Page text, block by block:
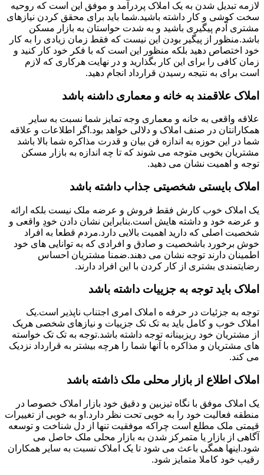
لازمه تبدیل شدن به یک املاک پردرآمد و موفق این است که روحیه
سخت کوشی و کار داشته باشید.شما باید برای محقق کردن نیازهای
مشتری آدم پیگیری باشید و به شدت حواستان به بازار مسکن
باشد.منظور از پیگیر بودن این نیست که فقط زمان زیادی را به کار
خود اختصاص دهید بلکه منظور این است که با فکر خود کار کنید و
زمان کافی را برای این کار بگذارید و در نهایت هرکاری که لازم
است برای به نتیجه رسیدن قرارداد انجام دهید.
املاک علاقمند به خانه و معماری داشنه باشد
علاقه واقعی به خانه و معماری وجه تمایز شما نسبت به سایر
همکارانتان در صنف املاک و دلالی خواهد بود.اگر اطلاعات و علاقه
شما در این حوزه به اندازه فن بیان و قدرت مذاکره شما بالا باشد
مشتریان بخوبی متوجه می شوند که تا چه اندازه به بازار مسکن
توجه و اهمیت نشان می دهید.
املاک بایستی شخصیتی جذاب داشته باشد
یک املاک خوب کارش فقط فروش و عرضه ملک نیست بلکه ارائه
و عرضه خود و داشته هایش است.بنابراین نشان دادن خودِ واقعی و
شخصیت اصلی که دارید اهمیت بالایی دارد.مردم قطعا به افراد
خوش برخورد باشخصیت و صادق و افرادی که به توانایی های خود
اطمینان دارند توجه نشان می دهند.ضمنا مشتریان احساس
رضایتمندی بشتری از کار کردن با این افراد دارند.
املاک باید توجه به جزییات داشته باشد
توجه به جزئیات در حرفه ه املاک امری اجتناب ناپذیر است.یک
املاک خوب و کامل باید به تک تک جزییات و نیازهای شخصی هریک
از مشتریان خود ریزبینانه توجه داشته باشد.توجه به تک تک خواسته
های مشتریان و مذاکره با آنها شما را هرچه بیشتر به قرارداد نزدیک
می کند.
املاک اطلاع از بازار محلی ملک ذاشته باشد
یک املاک موفق با نگاه تیزبین و دقیق خود بازار املاک خصوصا در
منطقه فعالیت خود را به خوبی تحت نظر دارد.او به خوبی از تغییرات
قیمتی ملک مطلع است چراکه موفقیت تنها از دل شناخت و توسعه
آگاهی از بازار یا متمرکز شدن به بازار محلی ملک حاصل می
شود.اینها همگی باعث می شود تا یک املاک نسبت به سایر همکاران
رقیب خود کاملا متمایز شود.